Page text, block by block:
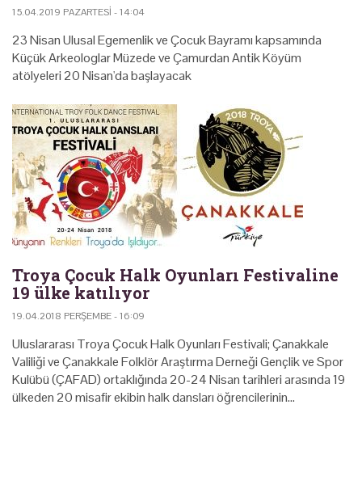
15.04.2019 PAZARTESI - 14:04
23 Nisan Ulusal Egemenlik ve Çocuk Bayramı kapsamında
Küçük Arkeologlar Müzede ve Çamurdan Antik Köyüm
atölyeleri 20 Nisan'da başlayacak
Troya Çocuk Halk Oyunları Festivaline
19 ülke katılıyor
19.04.2018 PERŞEMBE - 16:09
Uluslararası Troya Çocuk Halk Oyunları Festivali; Çanakkale
Valiliği ve Çanakkale Folklör Araştırma Derneği Gençlik ve Spor
Kulübü (ÇAFAD) ortaklığında 20-24 Nisan tarihleri arasında 19
ülkeden 20 misafir ekibin halk dansları öğrencilerinin…